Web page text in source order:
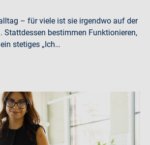
– für viele ist sie irgendwo auf der
Stattdessen bestimmen Funktionieren,
stetiges „Ich…